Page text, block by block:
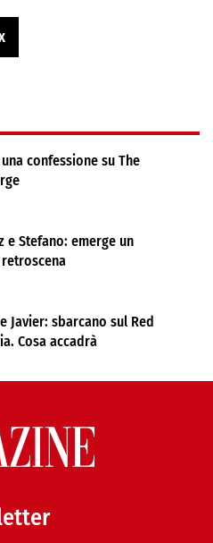
confessione su The
e Stefano: emerge un
Javier: sbarcano sul Red
Cosa accadrà